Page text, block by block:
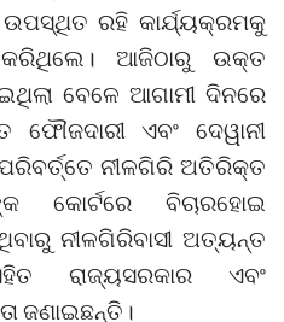
ରହି କାର୍ଯ୍ୟକ୍ରମକୁ
କରିଥିଲେ। ଆଜିଠାରୁ ଉକ୍ତ
ବେଳେ ଆଗାମୀ ଦିନରେ
ଏବଂ ଦେୱାନୀ
ନୀଳଗିରି ଅତିରିକ୍ତ
କୋର୍ଟରେ ବିଚାରହୋଇ
ନୀଳଗିରିବାସୀ ଅତ୍ୟନ୍ତ
ରାଜ୍ୟସରକାର ଏବଂ
ଜଣାଇଛନ୍ତି।